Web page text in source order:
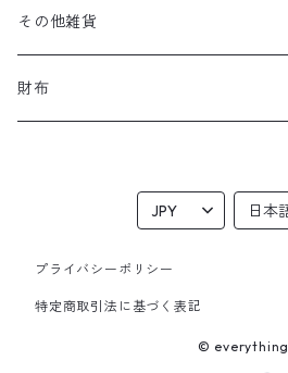
その他雑貨
財布
プライバシーポリシー
特定商取引法に基づく表記
© everything